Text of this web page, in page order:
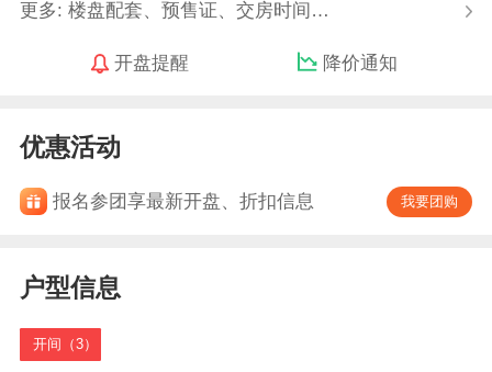
更多: 楼盘配套、预售证、交房时间…
开盘提醒 降价通知
优惠活动
报名参团享最新开盘、折扣信息 我要团购
户型信息
开间（3）